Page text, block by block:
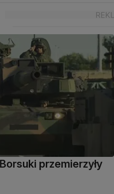
przemierzyły